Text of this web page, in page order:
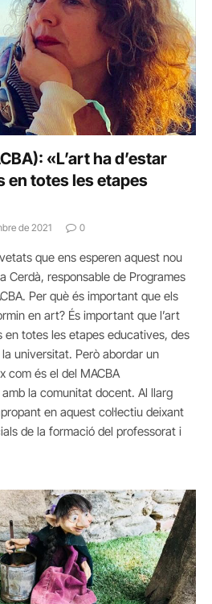
«L’art ha d’estar
en totes les etapes
de 2021 0
que ens esperen aquest nou
Cerdà, responsable de Programes
Per què és important que els
en art? És important que l’art
en totes les etapes educatives, des
universitat. Però abordar un
com és el del MACBA
la comunitat docent. Al llarg
en aquest col·lectiu deixant
de la formació del professorat i